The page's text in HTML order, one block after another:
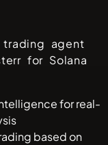
agent
for Solana
for real-
based on